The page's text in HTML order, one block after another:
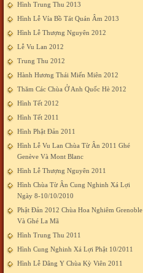
Hình Trung Thu 2013
Hình Lễ Vía Bồ Tát Quán Âm 2013
Hình Lễ Thượng Nguyên 2012
Lễ Vu Lan 2012
Trung Thu 2012
Hành Hương Thái Miến Miên 2012
Thăm Các Chùa Ở Anh Quốc Hè 2012
Hình Tết 2012
Hình Tết 2011
Hình Phật Đản 2011
Hình Lễ Vu Lan Chùa Từ Ân 2011 Ghé
Genève Và Mont Blanc
Hình Lễ Thượng Nguyên 2011
Hình Chùa Từ Ân Cung Nghinh Xá Lợi
Ngày 8-10/10/2010
Phật Đản 2012 Chùa Hoa Nghiêm Grenoble
Và Ghé La Mã
Hình Trung Thu 2011
Hình Cung Nghinh Xá Lợi Phật 10/2011
Hình Lễ Dâng Y Chùa Kỳ Viên 2011